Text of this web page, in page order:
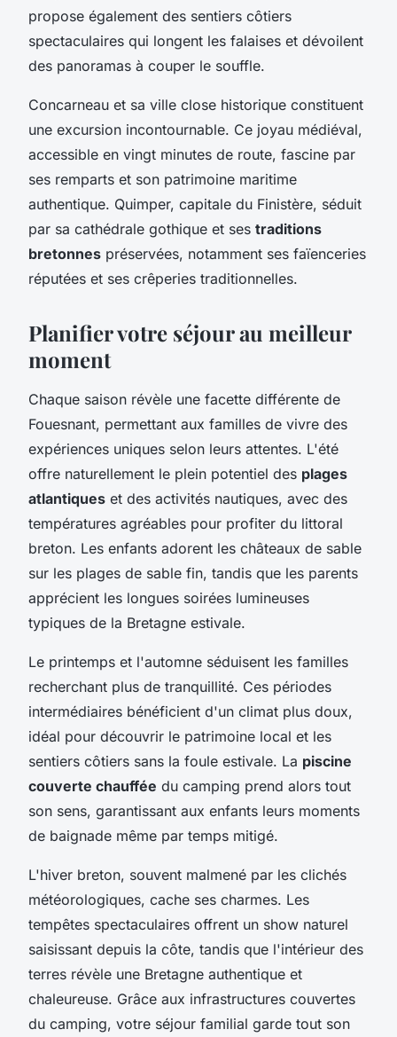
propose également des sentiers côtiers
spectaculaires qui longent les falaises et dévoilent
des panoramas à couper le souffle.
Concarneau et sa ville close historique constituent
une excursion incontournable. Ce joyau médiéval,
accessible en vingt minutes de route, fascine par
ses remparts et son patrimoine maritime
authentique. Quimper, capitale du Finistère, séduit
par sa cathédrale gothique et ses traditions
bretonnes préservées, notamment ses faïenceries
réputées et ses crêperies traditionnelles.
Planifier votre séjour au meilleur
moment
Chaque saison révèle une facette différente de
Fouesnant, permettant aux familles de vivre des
expériences uniques selon leurs attentes. L'été
offre naturellement le plein potentiel des plages
atlantiques et des activités nautiques, avec des
températures agréables pour profiter du littoral
breton. Les enfants adorent les châteaux de sable
sur les plages de sable fin, tandis que les parents
apprécient les longues soirées lumineuses
typiques de la Bretagne estivale.
Le printemps et l'automne séduisent les familles
recherchant plus de tranquillité. Ces périodes
intermédiaires bénéficient d'un climat plus doux,
idéal pour découvrir le patrimoine local et les
sentiers côtiers sans la foule estivale. La piscine
couverte chauffée du camping prend alors tout
son sens, garantissant aux enfants leurs moments
de baignade même par temps mitigé.
L'hiver breton, souvent malmené par les clichés
météorologiques, cache ses charmes. Les
tempêtes spectaculaires offrent un show naturel
saisissant depuis la côte, tandis que l'intérieur des
terres révèle une Bretagne authentique et
chaleureuse. Grâce aux infrastructures couvertes
du camping, votre séjour familial garde tout son